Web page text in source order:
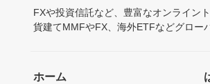
FXや投資信託など、豊富なオンライン
貨建てMMFやFX、海外ETFなどグロー
ホーム